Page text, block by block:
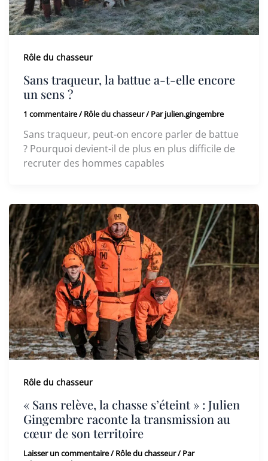
Rôle du chasseur
Sans traqueur, la battue a-t-elle encore
un sens ?
1 commentaire/Rôle du chasseur/ Parjulien.gingembre
Sans traqueur, peut-on encore parler de battue
? Pourquoi devient-il de plus en plus difficile de
recruter des hommes capables
Rôle du chasseur
« Sans relève, la chasse s’éteint » : Julien
Gingembre raconte la transmission au
cœur de son territoire
Laisser un commentaire/Rôle du chasseur/ Par